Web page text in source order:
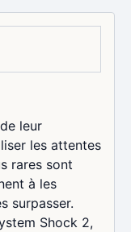
leur
les attentes
rares sont
à les
surpasser.
Shock 2,